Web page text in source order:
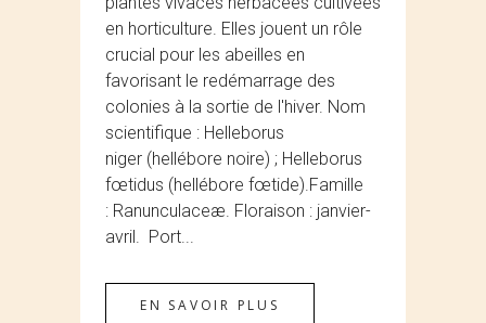
en horticulture. Elles jouent un rôle
crucial pour les abeilles en
favorisant le redémarrage des
colonies à la sortie de l'hiver. Nom
scientifique : Helleborus
niger (hellébore noire) ; Helleborus
fœtidus (hellébore fœtide).Famille
: Ranunculaceæ. Floraison : janvier-
avril. Port...
EN SAVOIR PLUS